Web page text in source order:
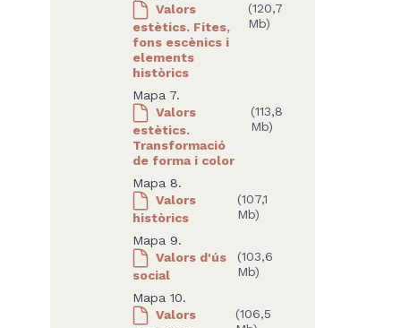
Valors
estètics. Fites,
fons escènics i
elements
històrics
(120,7
Mb)
Mapa 7.
Valors
estètics.
Transformació
de forma i color
(113,8
Mb)
Mapa 8.
Valors
històrics
(107,1
Mb)
Mapa 9.
Valors d'ús
social
(103,6
Mb)
Mapa 10.
Valors
(106,5